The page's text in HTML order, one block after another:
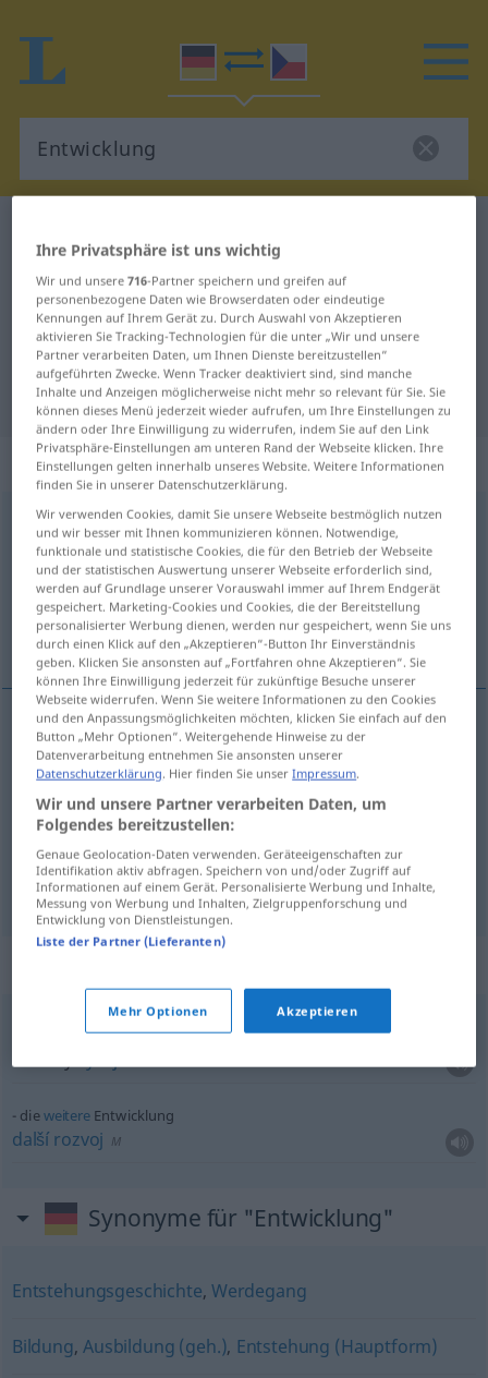
Deutsch-Tschechisch Übersetzung
für "Entwicklung"
"Entwicklung" Tschechisch
Übersetzung
„Entwicklung“: feminin
Entwicklungf <Entwicklung;-en>
Übersicht aller Übersetzungen
(Für mehr Details die Übersetzung anklicken/antippen)
rozvoj, vývoj, vyvolání
rozvojm Entwicklung
vývojm Entwicklung TECH
vyvolá(vá)nín Entwicklung FOTO
rückläufige Entwicklungf
klesavý
dieweitereEntwicklung
další rozvoj M
Synonyme für "Entwicklung"
Entstehungsgeschichte, Werdegang
Bildung,Ausbildung (geh.), Entstehung (Hauptform)
Ihre Privatsphäre ist uns wichtig
Wir und unsere716-Partner speichern und greifen auf
personenbezogene Daten wie Browserdaten oder eindeutige
Kennungen auf Ihrem Gerät zu. Durch Auswahl von Akzeptieren
aktivieren Sie Tracking-Technologien für die unter „Wir und unsere
Partner verarbeiten Daten, um Ihnen Dienste bereitzustellen“
aufgeführten Zwecke. Wenn Tracker deaktiviert sind, sind manche
Inhalte und Anzeigen möglicherweise nicht mehr so relevant für Sie. Sie
können dieses Menü jederzeit wieder aufrufen, um Ihre Einstellungen zu
ändern oder Ihre Einwilligung zu widerrufen, indem Sie auf den Link
Privatsphäre-Einstellungen am unteren Rand der Webseite klicken. Ihre
Einstellungen gelten innerhalb unseres Website. Weitere Informationen
finden Sie in unserer Datenschutzerklärung.
Wir verwenden Cookies, damit Sie unsere Webseite bestmöglich nutzen
und wir besser mit Ihnen kommunizieren können. Notwendige,
funktionale und statistische Cookies, die für den Betrieb der Webseite
und der statistischen Auswertung unserer Webseite erforderlich sind,
werden auf Grundlage unserer Vorauswahl immer auf Ihrem Endgerät
gespeichert. Marketing-Cookies und Cookies, die der Bereitstellung
personalisierter Werbung dienen, werden nur gespeichert, wenn Sie uns
durch einen Klick auf den „Akzeptieren“-Button Ihr Einverständnis
geben. Klicken Sie ansonsten auf „Fortfahren ohne Akzeptieren“. Sie
können Ihre Einwilligung jederzeit für zukünftige Besuche unserer
Webseite widerrufen. Wenn Sie weitere Informationen zu den Cookies
und den Anpassungsmöglichkeiten möchten, klicken Sie einfach auf den
Button „Mehr Optionen“. Weitergehende Hinweise zu der
Datenverarbeitung entnehmen Sie ansonsten unserer
Datenschutzerklärung. Hier finden Sie unserImpressum.
Wir und unsere Partner verarbeiten Daten, um
Folgendes bereitzustellen:
Genaue Geolocation-Daten verwenden. Geräteeigenschaften zur
Identifikation aktiv abfragen. Speichern von und/oder Zugriff auf
Informationen auf einem Gerät. Personalisierte Werbung und Inhalte,
Messung von Werbung und Inhalten, Zielgruppenforschung und
Entwicklung von Dienstleistungen.
Liste der Partner (Lieferanten)
Mehr Optionen Akzeptieren